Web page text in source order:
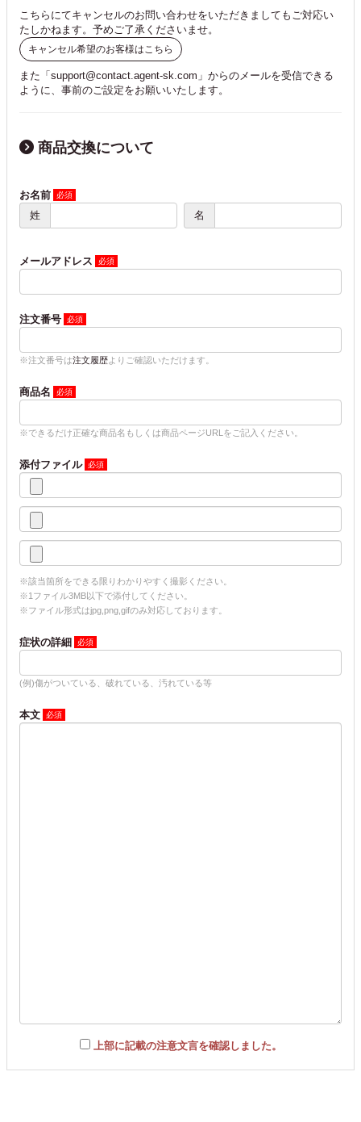
こちらにてキャンセルのお問い合わせをいただきましてもご対応い
たしかねます。予めご了承くださいませ。
キャンセル希望のお客様はこちら
また「support@contact.agent-sk.com」からのメールを受信できる
ように、事前のご設定をお願いいたします。
商品交換について
お名前
姓
名
メールアドレス
注文番号
※注文番号は注文履歴よりご確認いただけます。
商品名
※できるだけ正確な商品名もしくは商品ページURLをご記入ください。
添付ファイル
※該当箇所をできる限りわかりやすく撮影ください。
※1ファイル3MB以下で添付してください。
※ファイル形式はjpg,png,gifのみ対応しております。
症状の詳細
(例)傷がついている、破れている、汚れている等
本文
上部に記載の注意文言を確認しました。